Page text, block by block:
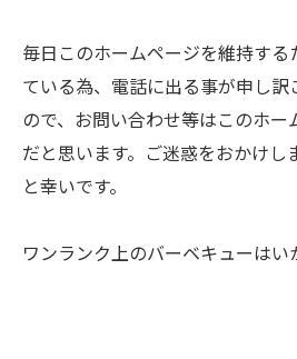
毎日このホームページを維持する
ている為、電話に出る事が申し
ので、お問い合わせ等はこのホー
だと思います。ご迷惑をおかけし
と幸いです。
ワンランク上のバーベキューはい